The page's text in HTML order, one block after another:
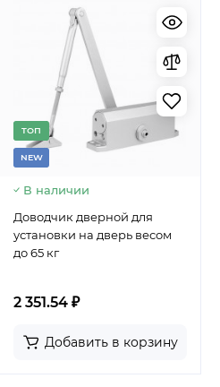
TОП
NEW
В наличии
Доводчик дверной для
установки на дверь весом
до 65 кг
2 351.54 ₽
Добавить в корзину